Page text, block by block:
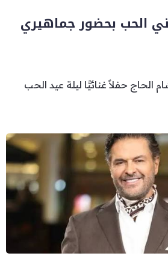
الحب بحضور جماهيري
الحاج حفلاً غنائيًّا ليلة عيد الحب